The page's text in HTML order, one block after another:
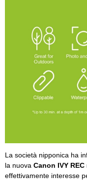
La società nipponica ha
la nuova Canon IVY REC
effettivamente interesse